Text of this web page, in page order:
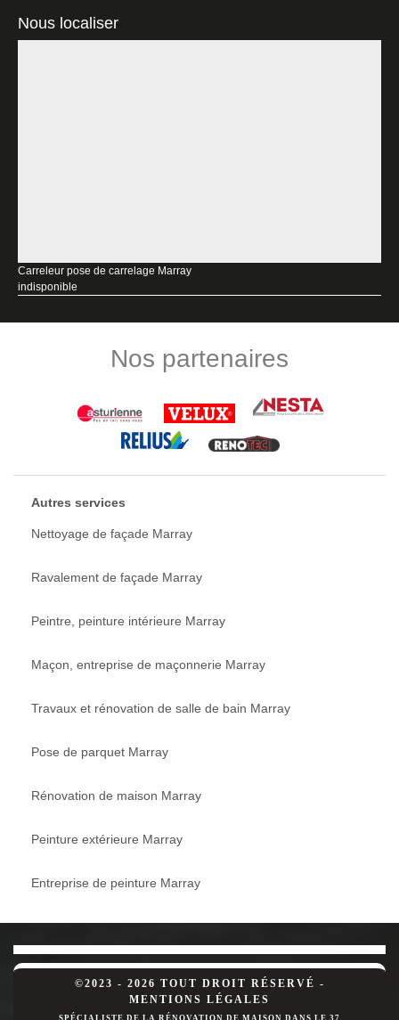
Nous localiser
Carreleur pose de carrelage Marray
indisponible
Nos partenaires
Autres services
Nettoyage de façade Marray
Ravalement de façade Marray
Peintre, peinture intérieure Marray
Maçon, entreprise de maçonnerie Marray
Travaux et rénovation de salle de bain Marray
Pose de parquet Marray
Rénovation de maison Marray
Peinture extérieure Marray
Entreprise de peinture Marray
©2023 - 2026 TOUT DROIT RÉSERVÉ -
MENTIONS LÉGALES